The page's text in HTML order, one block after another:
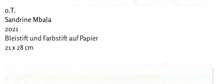
o.T.
Sandrine Mbala
2021
Bleistift und Farbstift auf Papier
21 x 28 cm